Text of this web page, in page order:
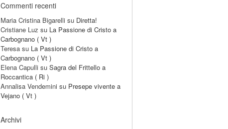
Commenti recenti
Maria Cristina Bigarelli su Diretta!
Cristiane Luz su La Passione di Cristo a
Carbognano ( Vt )
Teresa su La Passione di Cristo a
Carbognano ( Vt )
Elena Capulli suSagra del Frittello a
Roccantica ( Ri )
Annalisa Vendemini su Presepe vivente a
Vejano ( Vt )
Archivi